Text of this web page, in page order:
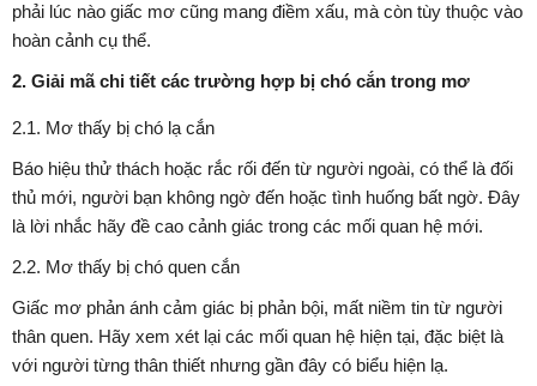
phải lúc nào giấc mơ cũng mang điềm xấu, mà còn tùy thuộc vào
hoàn cảnh cụ thể.
2. Giải mã chi tiết các trường hợp bị chó cắn trong mơ
2.1. Mơ thấy bị chó lạ cắn
Báo hiệu thử thách hoặc rắc rối đến từ người ngoài, có thể là đối
thủ mới, người bạn không ngờ đến hoặc tình huống bất ngờ. Đây
là lời nhắc hãy đề cao cảnh giác trong các mối quan hệ mới.
2.2. Mơ thấy bị chó quen cắn
Giấc mơ phản ánh cảm giác bị phản bội, mất niềm tin từ người
thân quen. Hãy xem xét lại các mối quan hệ hiện tại, đặc biệt là
với người từng thân thiết nhưng gần đây có biểu hiện lạ.